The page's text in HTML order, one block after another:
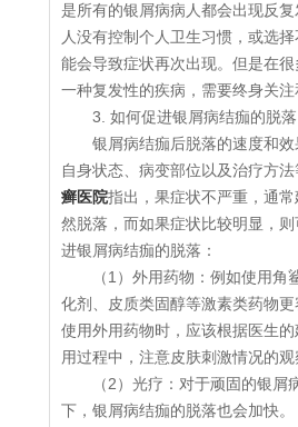
是所有的银屑病病人都会出现反
人没有控制个人卫生习惯，或选
能会导致症状再次出现。但是在
一种复发性的疾病，需要终身关注
3. 如何促进银屑病结痂的脱落
银屑病结痂后脱落的速度和
自身状态、病变部位以及治疗方
癣医院指出，果症状不严重，通
然脱落，而如果症状比较明显，
进银屑病结痂的脱落：
（1）外用药物：例如使用角
化剂、皮质类固醇等激素类药物
使用外用药物时，应该根据医生
用过程中，注意皮肤刺激情况的观
（2）光疗：对于顽固的银屑
下，银屑病结痂的脱落也会加快。